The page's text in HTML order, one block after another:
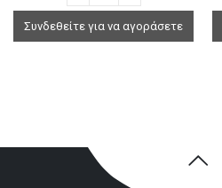
Συνδεθείτε για να αγοράσετε